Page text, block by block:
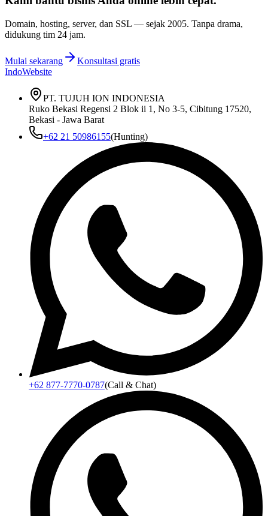
Domain, hosting, server, dan SSL — sejak 2005. Tanpa drama,
didukung tim 24 jam.
Mulai sekarang
Konsultasi gratis
IndoWebsite
PT. TUJUH ION INDONESIA
Ruko Bekasi Regensi 2 Blok ii 1, No 3-5, Cibitung 17520,
Bekasi - Jawa Barat
+62 21 50986155(Hunting)
+62 877-7770-0787(Call & Chat)